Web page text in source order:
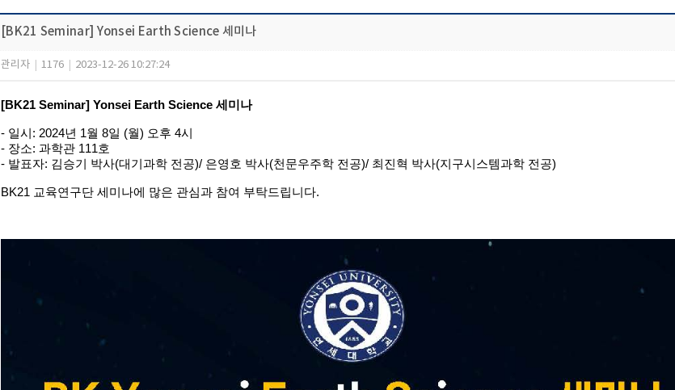
[BK21 Seminar] Yonsei Earth Science 세미나
관리자 1176 2023-12-26 10:27:24
[BK21 Seminar] Yonsei Earth Science 세미나
- 일시 : 2024년 1월 8일 (월) 오후 4시
- 장소: 과학관 111호
- 발표자: 김승기 박사(대기과학 전공)/ 은영호 박사(천문우주학 전공)/ 최진혁 박사(지구시스템과학 전공)
BK21 교육연구단 세미나에 많은 관심과 참여 부탁드립니다.